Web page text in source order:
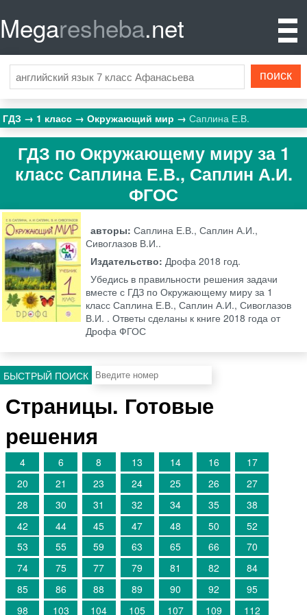
Megaresheba.net
ГДЗ 1 класс Окружающий мир Саплина Е.В.
ГДЗ по Окружающему миру за 1
класс Саплина Е.В., Саплин А.И.
ФГОС
авторы:Саплина Е.В., Саплин А.И.,
Сивоглазов В.И..
Издательство:Дрофа 2018 год.
Убедись в правильности решения задачи
вместе с ГДЗ по Окружающему миру за 1
класс Саплина Е.В., Саплин А.И., Сивоглазов
В.И. . Ответы сделаны к книге 2018 года от
Дрофа ФГОС
БЫСТРЫЙ ПОИСК
Страницы. Готовые
решения
4 6 8 13 14 16
17
20
21 23 24 25 26
27
28
30 31 32 34 35
38
42
44 45 47 48 50
52
53
55 59 63 65 66
70
74
75 77 79 81 82
84
85
86 88 89 90 92
95
98
103 104 105 107 109 112